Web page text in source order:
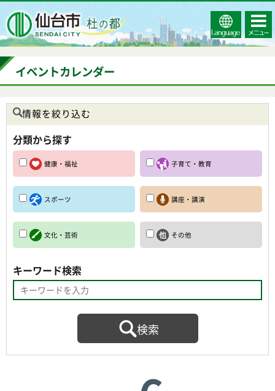
Select
Language
コンテ
ンツメ
ニュー
イベントカレンダー
情報を絞り込む
分類から探す
健康・福祉 子育て・教育
スポーツ 講座・講演
文化・芸術 その他
キーワード検索